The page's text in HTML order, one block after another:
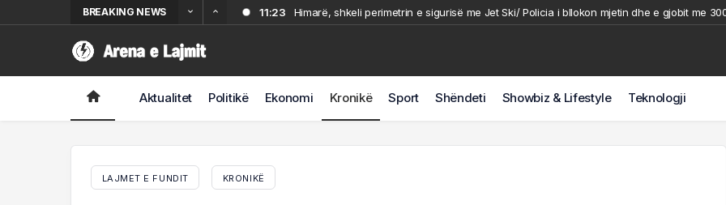
BREAKING NEWS 11:23
Himarë, shkeli perimetrin e sigurisë me Jet Ski/ Policia i bllokon mjetin dhe e gjobit me
Aktualitet Politikë Ekonomi Kronikë Sport Shëndeti Showbiz & Lifestyle Teknologji
LAJMET E FUNDIT KRONIKË